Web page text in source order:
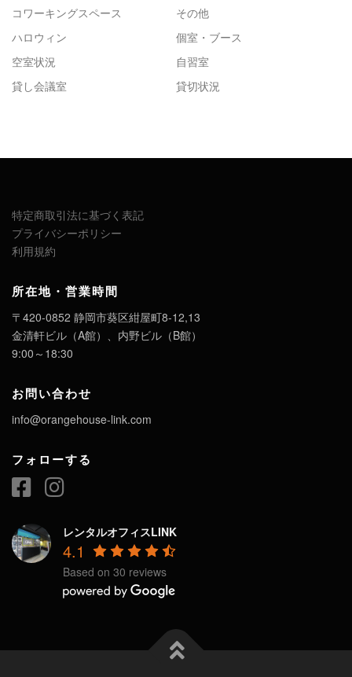
コワーキングスペース
その他
ハロウィン
個室・ブース
空室状況
自習室
貸し会議室
貸切状況
特定商取引法に基づく表記
プライバシーポリシー
利用規約
所在地・営業時間
〒420-0852 静岡市葵区紺屋町8-12,13
金清軒ビル（A館）、内野ビル（B館）
9:00～18:30
お問い合わせ
info@orangehouse-link.com
フォローする
レンタルオフィスLINK
4.1
Based on 30 reviews